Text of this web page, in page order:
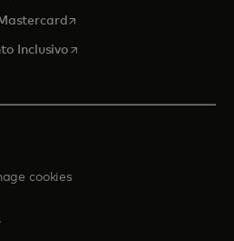
se abre en una pestaña
Inclusivose abre en una pestaña
cookies